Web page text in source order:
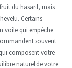
du hasard, mais
Certains
voile qui empêche
souvent
composent votre
naturel de votre